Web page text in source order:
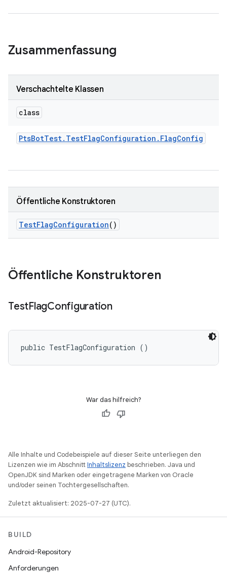
Zusammenfassung
Verschachtelte Klassen
class
PtsBotTest. TestFlagConfiguration . FlagConfig
Öffentliche Konstruktoren
TestFlagConfiguration()
Öffentliche Konstruktoren
TestFlagConfiguration
public TestFlagConfiguration ()
War das hilfreich?
Alle Inhalte und Codebeispiele auf dieser Seite unterliegen den
Lizenzen wie im AbschnittInhaltslizenz beschrieben. Java und
OpenJDK sind Marken oder eingetragene Marken von Oracle
und/oder seinen Tochtergesellschaften.
Zuletzt aktualisiert: 2025-07-27 (UTC).
BUILD
Android-Repository
Anforderungen